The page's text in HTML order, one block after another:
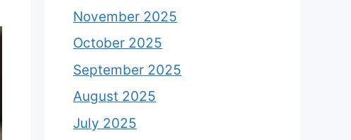
November 2025
October 2025
September 2025
August 2025
July 2025